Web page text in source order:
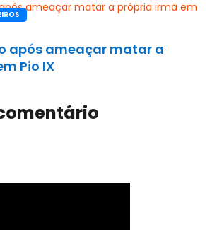
após ameaçar matar a
Pio IX